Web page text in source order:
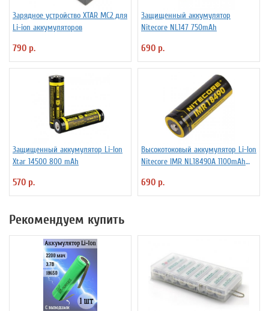
Зарядное устройство XTAR MC2 для
Li-ion аккумуляторов
790 р.
Защищенный аккумулятор
Niteсore NL147 750mAh
690 р.
Защищенный аккумулятор Li-Ion
Xtar 14500 800 mAh
570 р.
Высокотоковый аккумулятор Li-Ion
Niteсore IMR NL18490A 1100mAh
690 р.
Рекомендуем купить